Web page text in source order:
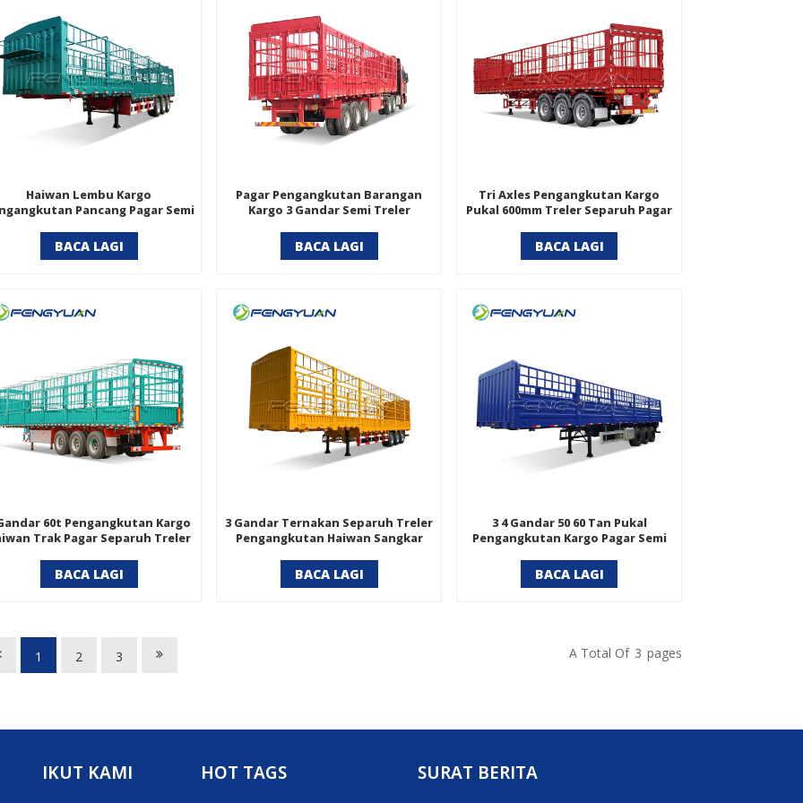
Haiwan Lembu Kargo
Pancang Pagar Semi
BACA LAGI
Pagar Pengangkutan Barangan
Kargo 3 Gandar Semi Treler
BACA LAGI
Tri Axles Pengangkutan Kargo
Pukal 600mm Treler Separuh Pagar
BACA LAGI
60t Pengangkutan Kargo
Trak Pagar Separuh Treler
BACA LAGI
3 Gandar Ternakan Separuh Treler
Pengangkutan Haiwan Sangkar
BACA LAGI
3 4 Gandar 50 60 Tan Pukal
Pengangkutan Kargo Pagar Semi
BACA LAGI
1 2 3 A Total Of 3 Pages
IKUT KAMI HOT TAGS SURAT BERITA